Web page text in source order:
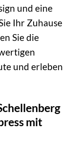
und eine
Ihr Zuhause
Sie die
und erleben
mit